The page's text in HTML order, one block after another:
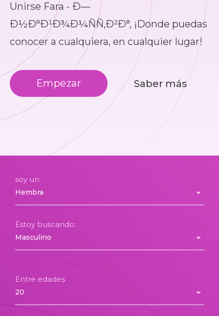
Unirse Fara - Ð—
Ð½Ð°Ð¹Ð¾Ð¼ÑÑ‚Ð²Ð°, ¡Donde puedas
conocer a cualquiera, en cualquier lugar!
Empezar Saber más
soy un:
Estoy buscando:
Entre edades